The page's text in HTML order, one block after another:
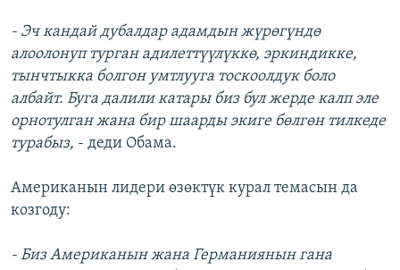
- Эч кандай дубалдар адамдын жүрөгүндө
алоолонуп турган адилеттүүлүккө, эркиндикке,
тынчтыкка болгон умтлууга тоскоолдук боло
албайт. Буга далили катары биз бул жерде калп эле
орнотулган жана бир шаарды экиге бөлгөн тилкеде
турабыз, - деди Обама.
Американын лидери өзөктүк курал темасын да
козгоду:
- Биз Американын жана Германиянын гана